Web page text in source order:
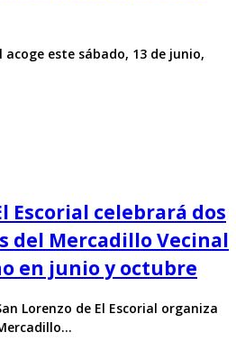
acoge este sábado, 13 de junio,
Escorial celebrará dos
del Mercadillo Vecinal
en junio y octubre
Lorenzo de El Escorial organiza